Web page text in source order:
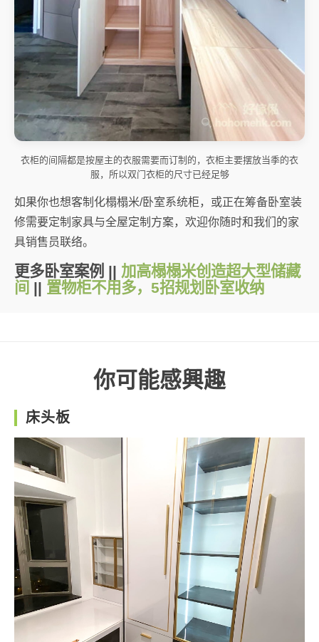
衣柜的间隔都是按屋主的衣服需要而订制的，衣柜主要摆放当季的衣
服，所以双门衣柜的尺寸已经足够
如果你也想客制化榻榻米/卧室系统柜，或正在筹备卧室装
修需要定制家具与全屋定制方案，欢迎你随时和我们的家
具销售员联络。
更多卧室案例 || 加高榻榻米创造超大型储藏
间 || 置物柜不用多，5招规划卧室收纳
你可能感興趣
床头板